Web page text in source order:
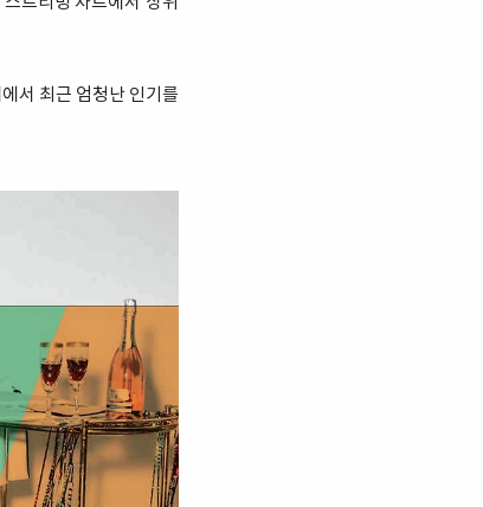
서 최근 엄청난 인기를